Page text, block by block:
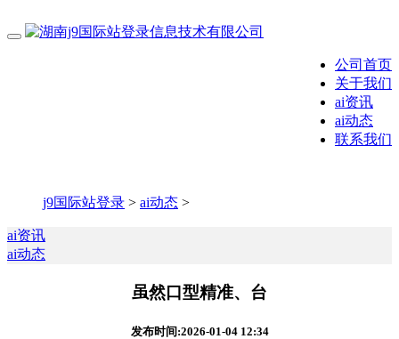
公司首页
关于我们
ai资讯
ai动态
联系我们
j9国际站登录 > ai动态 >
ai资讯
ai动态
虽然口型精准、台
发布时间:2026-01-04 12:34